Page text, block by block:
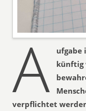
A
ufgabe
künftig
verpflichtet